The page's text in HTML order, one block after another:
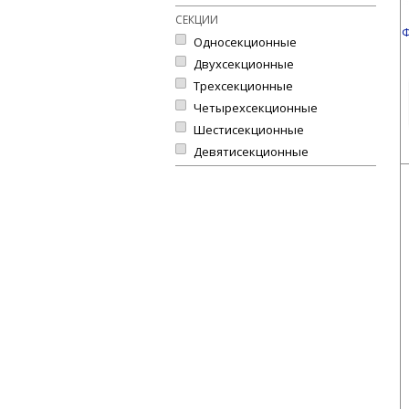
СЕКЦИИ
Односекционные
Двухсекционные
Трехсекционные
Четырехсекционные
Шестисекционные
Девятисекционные